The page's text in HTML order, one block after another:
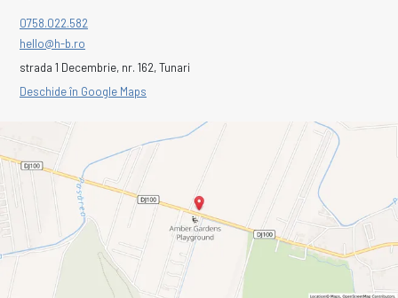
0758.022.582
hello@h-b.ro
strada 1 Decembrie, nr. 162, Tunari
Deschide în Google Maps